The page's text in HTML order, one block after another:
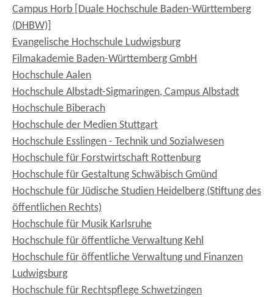
Campus Horb [Duale Hochschule Baden-Württemberg
(DHBW)]
Evangelische Hochschule Ludwigsburg
Filmakademie Baden-Württemberg GmbH
Hochschule Aalen
Hochschule Albstadt-Sigmaringen, Campus Albstadt
Hochschule Biberach
Hochschule der Medien Stuttgart
Hochschule Esslingen - Technik und Sozialwesen
Hochschule für Forstwirtschaft Rottenburg
Hochschule für Gestaltung Schwäbisch Gmünd
Hochschule für Jüdische Studien Heidelberg (Stiftung des
öffentlichen Rechts)
Hochschule für Musik Karlsruhe
Hochschule für öffentliche Verwaltung Kehl
Hochschule für öffentliche Verwaltung und Finanzen
Ludwigsburg
Hochschule für Rechtspflege Schwetzingen